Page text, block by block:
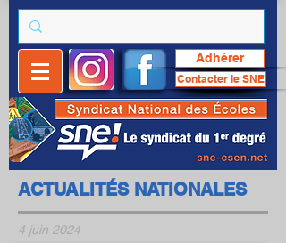
Adhérer
Contacter le SNE
ACTUALITÉS NATIONALES
4 juin 2024